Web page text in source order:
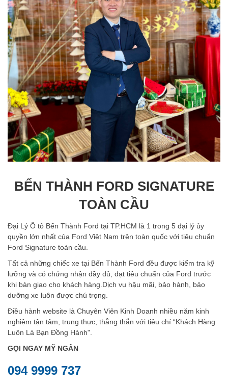
BẾN THÀNH FORD SIGNATURE
TOÀN CẦU
Đại Lý Ô tô Bến Thành Ford tại TP.HCM là 1 trong 5 đại lý ủy
quyền lớn nhất của Ford Việt Nam trên toàn quốc với tiêu chuẩn
Ford Signature toàn cầu.
Tất cả những chiếc xe tại Bến Thành Ford đều được kiểm tra kỹ
lưỡng và có chứng nhận đầy đủ, đạt tiêu chuẩn của Ford trước
khi bàn giao cho khách hàng.Dịch vụ hậu mãi, bảo hành, bảo
dưỡng xe luôn được chú trọng.
Điều hành website là Chuyên Viên Kinh Doanh nhiều năm kinh
nghiệm tận tâm, trung thực, thẳng thắn với tiêu chí “Khách Hàng
Luôn Là Bạn Đồng Hành".
GỌI NGAY MỸ NGÂN
094 9999 737